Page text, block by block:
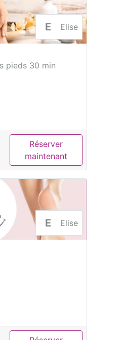
E Elise
pieds 30 min
Réserver
maintenant
E Elise